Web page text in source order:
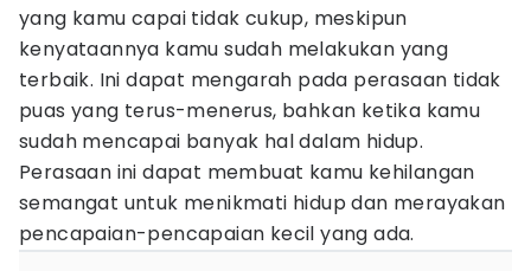
yang kamu capai tidak cukup, meskipun
kenyataannya kamu sudah melakukan yang
terbaik. Ini dapat mengarah pada perasaan tidak
puas yang terus-menerus, bahkan ketika kamu
sudah mencapai banyak hal dalam hidup.
Perasaan ini dapat membuat kamu kehilangan
semangat untuk menikmati hidup dan merayakan
pencapaian-pencapaian kecil yang ada.